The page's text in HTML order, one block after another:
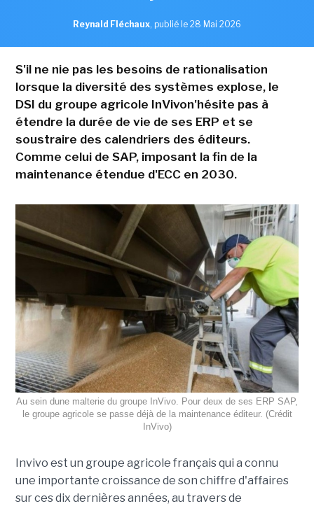
Reynald Fléchaux, publié le 28 Mai 2026
S'il ne nie pas les besoins de rationalisation
lorsque la diversité des systèmes explose, le
DSI du groupe agricole InVivon'hésite pas à
étendre la durée de vie de ses ERP et se
soustraire des calendriers des éditeurs.
Comme celui de SAP, imposant la fin de la
maintenance étendue d'ECC en 2030.
Au sein dune malterie du groupe InVivo. Pour deux de ses ERP SAP,
le groupe agricole se passe déjà de la maintenance éditeur. (Crédit
InVivo)
Invivo est un groupe agricole français qui a connu
une importante croissance de son chiffre d'affaires
sur ces dix dernières années, au travers de